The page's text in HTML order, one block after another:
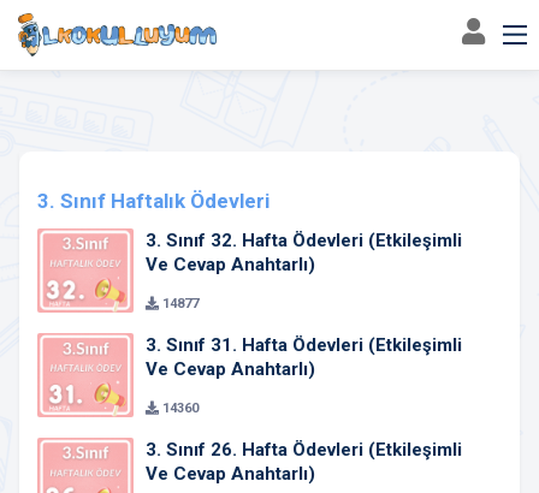
Ana Sayfa 3. Sınıf Haftalık Ödevleri
3. Sınıf Haftalık Ödevleri
3. Sınıf 32. Hafta Ödevleri (Etkileşimli
Ve Cevap Anahtarlı)
14877
3. Sınıf 31. Hafta Ödevleri (Etkileşimli
Ve Cevap Anahtarlı)
14360
3. Sınıf 26. Hafta Ödevleri (Etkileşimli
Ve Cevap Anahtarlı)